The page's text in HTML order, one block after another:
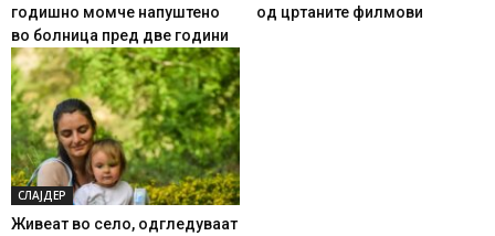
годишно момче напуштено
во болница пред две години
од цртаните филмови
СЛАЈДЕР
Живеат во село, одгледуваат